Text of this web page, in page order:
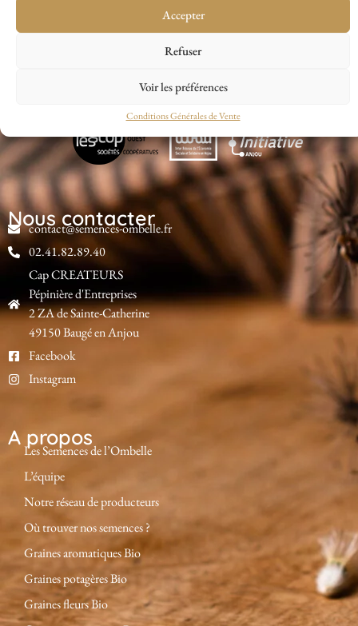
Accepter
Refuser
Voir les préférences
Conditions Générales de Vente
Nous contacter
contact@semences-ombelle.fr
02.41.82.89.40
Cap CREATEURS
Pépinière d'Entreprises
2 ZA de Sainte-Catherine
49150 Baugé en Anjou
Facebook
Instagram
A propos
Les Semences de l’Ombelle
L’équipe
Notre réseau de producteurs
Où trouver nos semences ?
Graines aromatiques Bio
Graines potagères Bio
Graines fleurs Bio